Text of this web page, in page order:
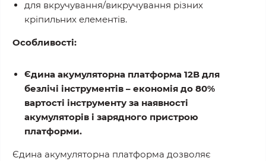
для вкручування/викручування різних
кріпильних елементів.
Особливості:
Єдина акумуляторна платформа 12В для
безлічі інструментів – економія до 80%
вартості інструменту за наявності
акумуляторів і зарядного пристрою
платформи.
Єдина акумуляторна платформа дозволяє